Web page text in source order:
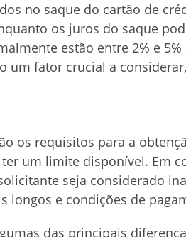
no saque do cartão de
os juros do saque
estão entre 2% e
um fator crucial a
os requisitos para a
um limite disponível. Em
seja considerado
longos e condições de
das principais